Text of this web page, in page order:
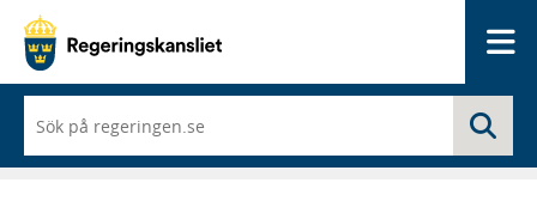
du
börjar
skriva